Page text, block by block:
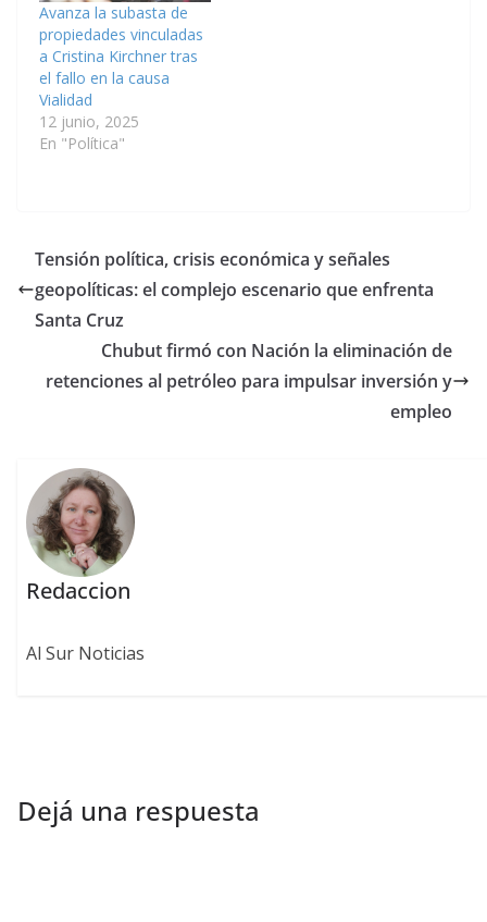
Avanza la subasta de
propiedades vinculadas
a Cristina Kirchner tras
el fallo en la causa
Vialidad
12 junio, 2025
En "Política"
Tensión política, crisis económica y señales
geopolíticas: el complejo escenario que enfrenta
Santa Cruz
Chubut firmó con Nación la eliminación de
retenciones al petróleo para impulsar inversión y
empleo
Redaccion
Al Sur Noticias
Dejá una respuesta